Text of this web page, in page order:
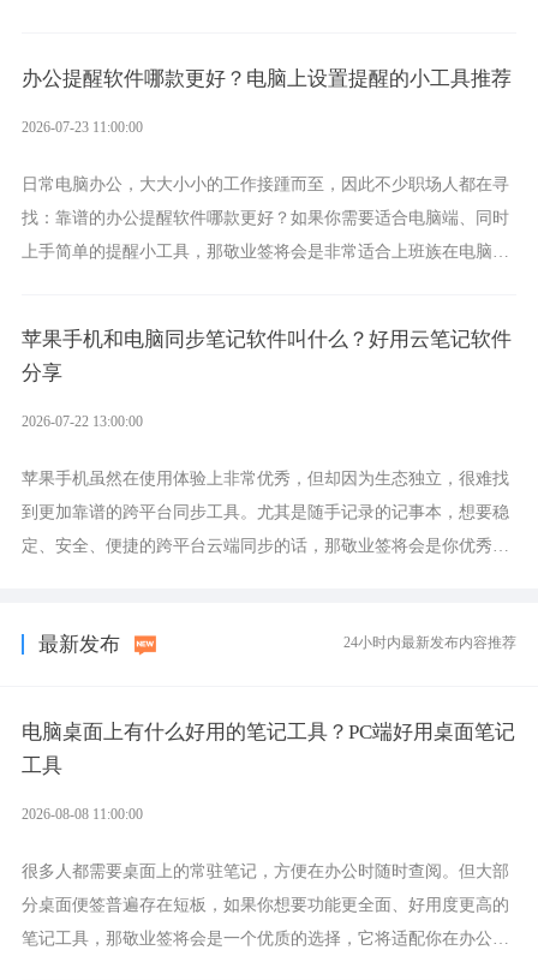
办公提醒软件哪款更好？电脑上设置提醒的小工具推荐
2026-07-23 11:00:00
日常电脑办公，大大小小的工作接踵而至，因此不少职场人都在寻
找：靠谱的办公提醒软件哪款更好？如果你需要适合电脑端、同时
上手简单的提醒小工具，那敬业签将会是非常适合上班族在电脑上
苹果手机和电脑同步笔记软件叫什么？好用云笔记软件
分享
2026-07-22 13:00:00
苹果手机虽然在使用体验上非常优秀，但却因为生态独立，很难找
到更加靠谱的跨平台同步工具。尤其是随手记录的记事本，想要稳
定、安全、便捷的跨平台云端同步的话，那敬业签将会是你优秀的
最新发布 24小时内最新发布内容推荐
电脑桌面上有什么好用的笔记工具？PC端好用桌面笔记
工具
2026-08-08 11:00:00
很多人都需要桌面上的常驻笔记，方便在办公时随时查阅。但大部
分桌面便签普遍存在短板，如果你想要功能更全面、好用度更高的
笔记工具，那敬业签将会是一个优质的选择，它将适配你在办公、